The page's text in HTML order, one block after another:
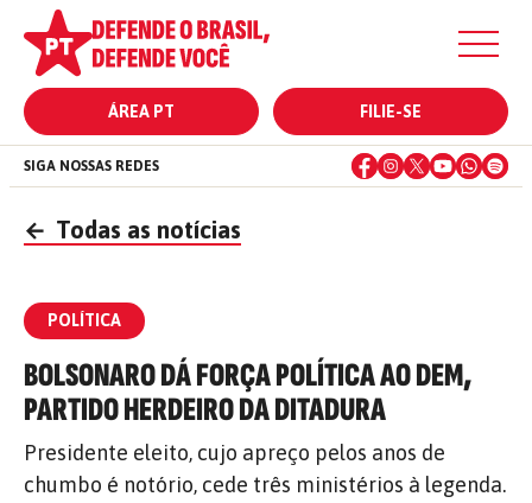
ÁREA PT FILIE-SE
SIGA NOSSAS REDES
← Todas as notícias
POLÍTICA
BOLSONARO DÁ FORÇA POLÍTICA AO DEM,
PARTIDO HERDEIRO DA DITADURA
Presidente eleito, cujo apreço pelos anos de
chumbo é notório, cede três ministérios à legenda.